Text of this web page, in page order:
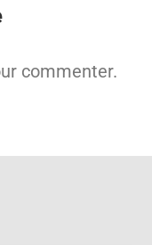
commenter.